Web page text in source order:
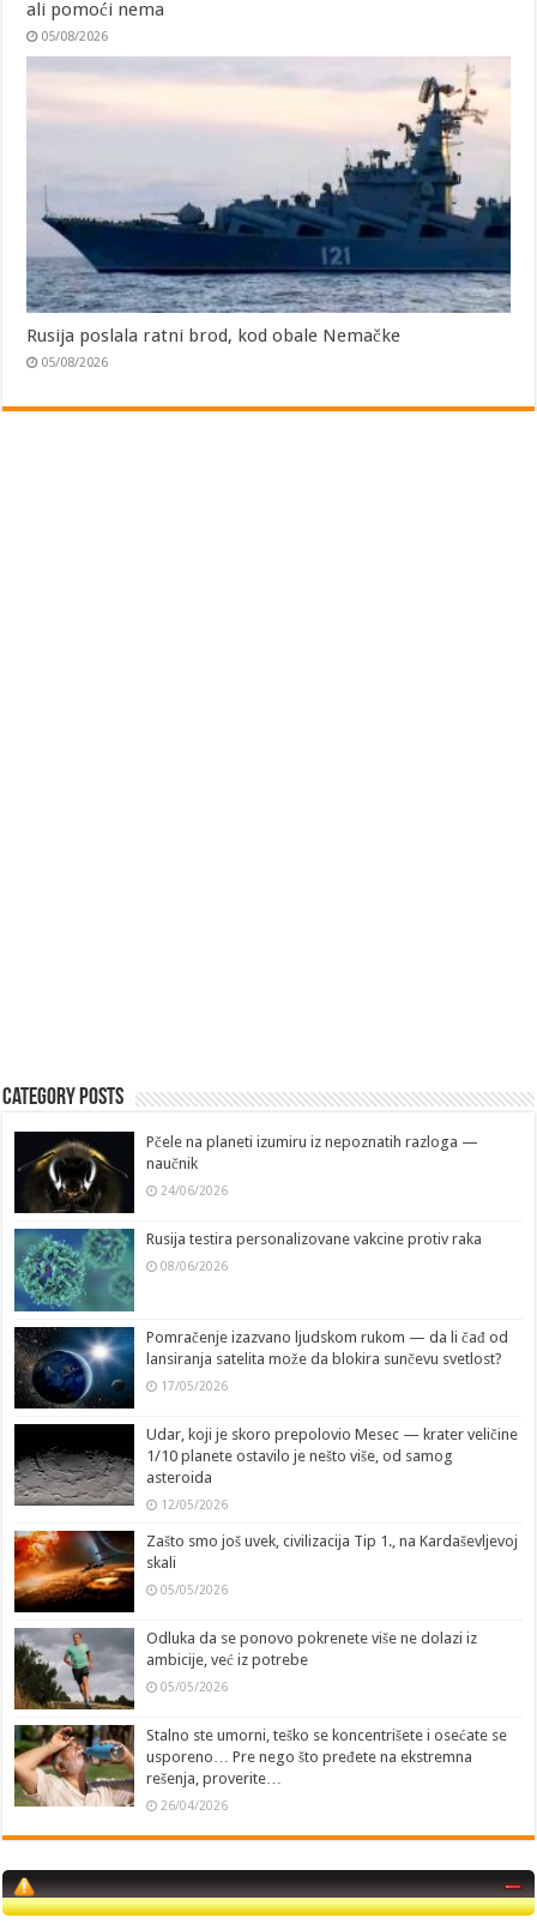
ali pomoći nema
05/08/2026
Rusija poslala ratni brod, kod obale Nemačke
05/08/2026
Category Posts
Pčele na planeti izumiru iz nepoznatih razloga —
naučnik
24/06/2026
Rusija testira personalizovane vakcine protiv raka
08/06/2026
Pomračenje izazvano ljudskom rukom — da li čađ od
lansiranja satelita može da blokira sunčevu svetlost?
17/05/2026
Udar, koji je skoro prepolovio Mesec — krater veličine
1/10 planete ostavilo je nešto više, od samog
asteroida
12/05/2026
Zašto smo još uvek, civilizacija Tip 1., na Kardaševljevoj
skali
05/05/2026
Odluka da se ponovo pokrenete više ne dolazi iz
ambicije, već iz potrebe
05/05/2026
Stalno ste umorni, teško se koncentrišete i osećate se
usporeno… Pre nego što pređete na ekstremna
rešenja, proverite…
26/04/2026